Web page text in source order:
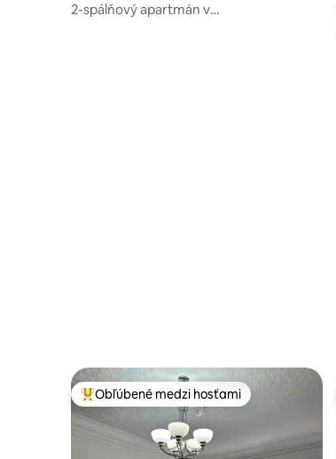
2-spálňový apartmán v
Najobľúbenejšie medzi hosťami
Obľúbené medzi hosťami